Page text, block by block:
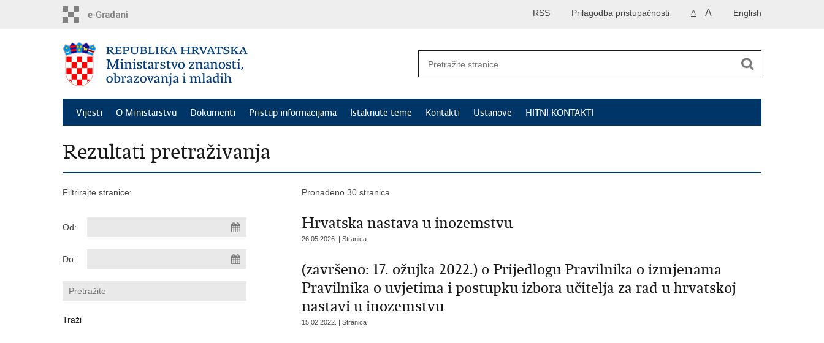
English
A A
Prilagodba pristupačnosti
RSS
Vijesti O Ministarstvu Dokumenti Pristup informacijama Istaknute teme Kontakti Ustanove HITNI KONTAKTI
Rezultati pretraživanja
Filtrirajte stranice:
Od:
Do:
Pronađeno 30 stranica.
Hrvatska nastava u inozemstvu
26.05.2026. | Stranica
(završeno: 17. ožujka 2022.) o Prijedlogu Pravilnika o izmjenama
Pravilnika o uvjetima i postupku izbora učitelja za rad u hrvatskoj
nastavi u inozemstvu
15.02.2022. | Stranica